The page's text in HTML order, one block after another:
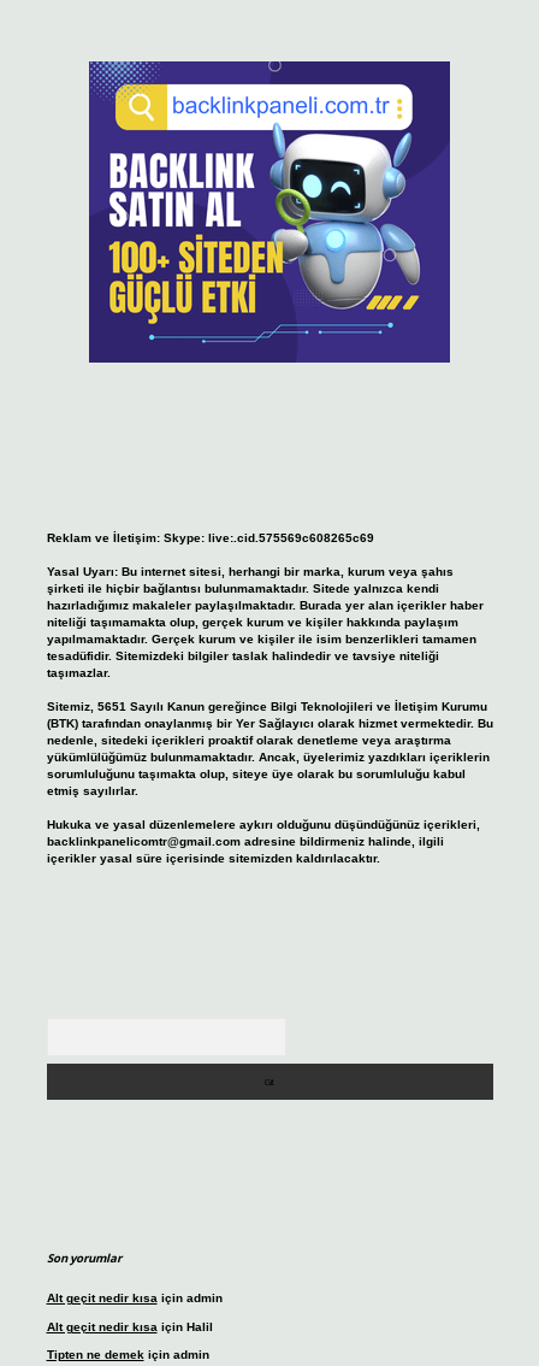
Reklam ve İletişim: Skype: live:.cid.575569c608265c69
Yasal Uyarı: Bu internet sitesi, herhangi bir marka, kurum veya şahıs
şirketi ile hiçbir bağlantısı bulunmamaktadır. Sitede yalnızca kendi
hazırladığımız makaleler paylaşılmaktadır. Burada yer alan içerikler haber
niteliği taşımamakta olup, gerçek kurum ve kişiler hakkında paylaşım
yapılmamaktadır. Gerçek kurum ve kişiler ile isim benzerlikleri tamamen
tesadüfidir. Sitemizdeki bilgiler taslak halindedir ve tavsiye niteliği
taşımazlar.
Sitemiz, 5651 Sayılı Kanun gereğince Bilgi Teknolojileri ve İletişim Kurumu
(BTK) tarafından onaylanmış bir Yer Sağlayıcı olarak hizmet vermektedir. Bu
nedenle, sitedeki içerikleri proaktif olarak denetleme veya araştırma
yükümlülüğümüz bulunmamaktadır. Ancak, üyelerimiz yazdıkları içeriklerin
sorumluluğunu taşımakta olup, siteye üye olarak bu sorumluluğu kabul
etmiş sayılırlar.
Hukuka ve yasal düzenlemelere aykırı olduğunu düşündüğünüz içerikleri,
backlinkpanelicomtr@gmail.comadresine bildirmeniz halinde, ilgili
içerikler yasal süre içerisinde sitemizden kaldırılacaktır.
Son yorumlar
Alt geçit nedir kısa için admin
Alt geçit nedir kısa için Halil
Tipten ne demekiçin admin